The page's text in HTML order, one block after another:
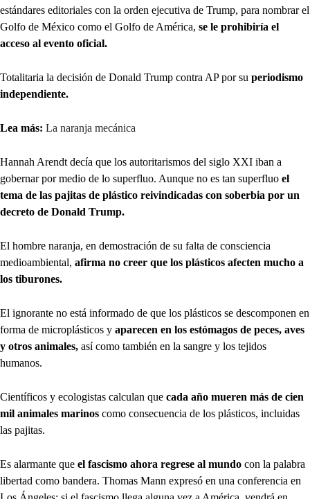
estándares editoriales con la orden ejecutiva de Trump, para nombrar el
Golfo de México como el Golfo de América, se le prohibiría el
acceso al evento oficial.
Totalitaria la decisión de Donald Trump contra AP por su periodismo
independiente.
Lea más: La naranja mecánica
Hannah Arendt decía que los autoritarismos del siglo XXI iban a
gobernar por medio de lo superfluo. Aunque no es tan superfluo el
tema de las pajitas de plástico reivindicadas con soberbia por un
decreto de Donald Trump.
El hombre naranja, en demostración de su falta de consciencia
medioambiental, afirma no creer que los plásticos afecten mucho a
los tiburones.
El ignorante no está informado de que los plásticos se descomponen en
forma de microplásticos y aparecen en los estómagos de peces, aves
y otros animales, así como también en la sangre y los tejidos
humanos.
Científicos y ecologistas calculan que cada año mueren más de cien
mil animales marinos como consecuencia de los plásticos, incluidas
las pajitas.
Es alarmante que el fascismo ahora regrese al mundo con la palabra
libertad como bandera. Thomas Mann expresó en una conferencia en